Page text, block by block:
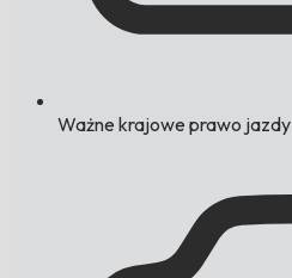
Ważne krajowe prawo jazdy